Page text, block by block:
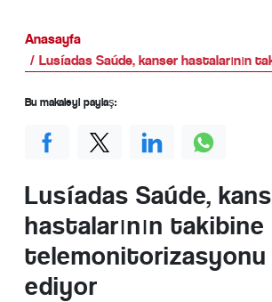
Anasayfa
Lusíadas Saúde, kanser hastalarının
Lusíadas Saúde,
hastalarının takibine
ediyor
Bu makaleyi paylaş: